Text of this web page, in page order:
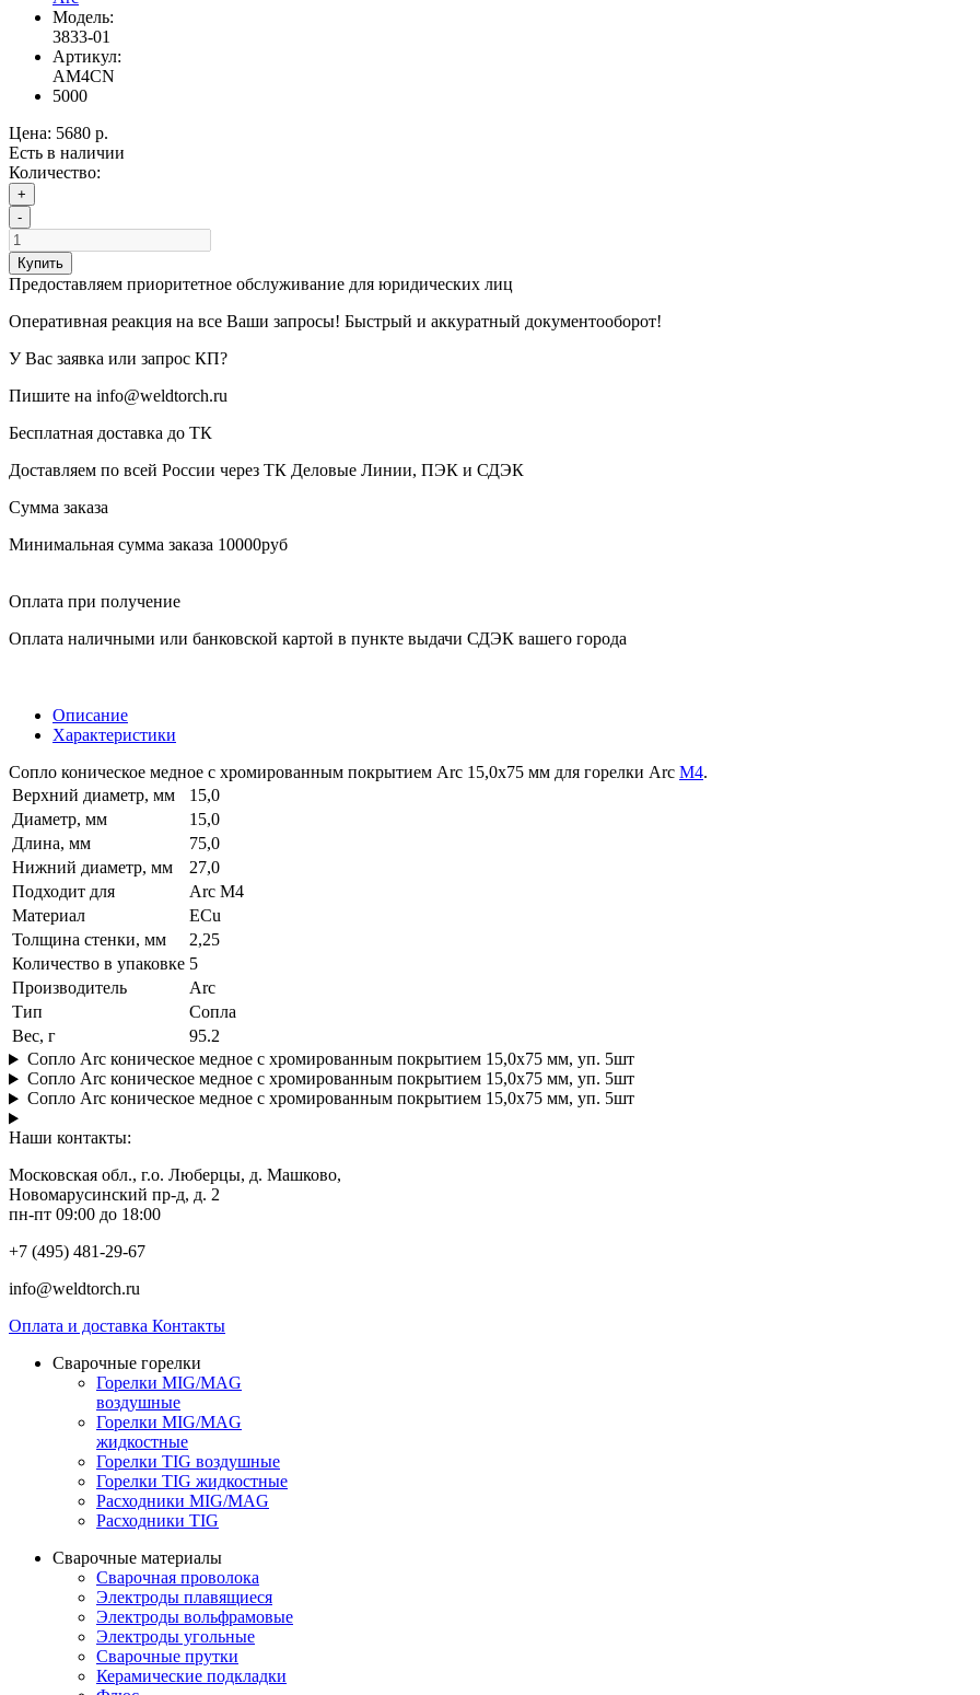
Модель:
3833-01
Артикул:
AM4CN
5000
Цена: 5680 р.
Есть в наличии
Количество:
+
-
Купить
Предоставляем приоритетное обслуживание для юридических лиц
Оперативная реакция на все Ваши запросы! Быстрый и аккуратный документооборот!
У Вас заявка или запрос КП?
Пишите на info@weldtorch.ru
Бесплатная доставка до ТК
Доставляем по всей России через ТК Деловые Линии, ПЭК и СДЭК
Сумма заказа
Минимальная сумма заказа 10000руб
Оплата при получение
Оплата наличными или банковской картой в пункте выдачи СДЭК вашего города
Описание
Характеристики
Сопло коническое медное с хромированным покрытием Arc 15,0x75 мм для горелки Arc M4.
Верхний диаметр, мм
15,0
Диаметр, мм
15,0
Длина, мм
75,0
Нижний диаметр, мм
27,0
Подходит для
Arc M4
Материал
ECu
Толщина стенки, мм
2,25
Количество в упаковке 5
Производитель
Arc
Тип
Сопла
Вес, г
95.2
Сопло Arc коническое медное с хромированным покрытием 15,0x75 мм, уп. 5шт
Сопло Arc коническое медное с хромированным покрытием 15,0x75 мм, уп. 5шт
Сопло Arc коническое медное с хромированным покрытием 15,0x75 мм, уп. 5шт
Наши контакты:
Московская обл., г.о. Люберцы, д. Машково,
Новомарусинский пр-д, д. 2
пн-пт 09:00 до 18:00
+7 (495) 481-29-67
info@weldtorch.ru
Оплата и доставка Контакты
Сварочные горелки
Горелки MIG/MAG
воздушные
Горелки MIG/MAG
жидкостные
Горелки TIG воздушные
Горелки TIG жидкостные
Расходники MIG/MAG
Расходники TIG
Сварочные материалы
Сварочная проволока
Электроды плавящиеся
Электроды вольфрамовые
Электроды угольные
Сварочные прутки
Керамические подкладки